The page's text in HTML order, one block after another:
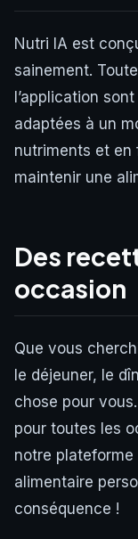
Nutri IA est
sainement.
l’application
adaptées à un
nutriments et en
maintenir une
Des
occasion
Que vous
le déjeuner, le
chose pour
pour toutes les
notre
alimentaire
conséquence !